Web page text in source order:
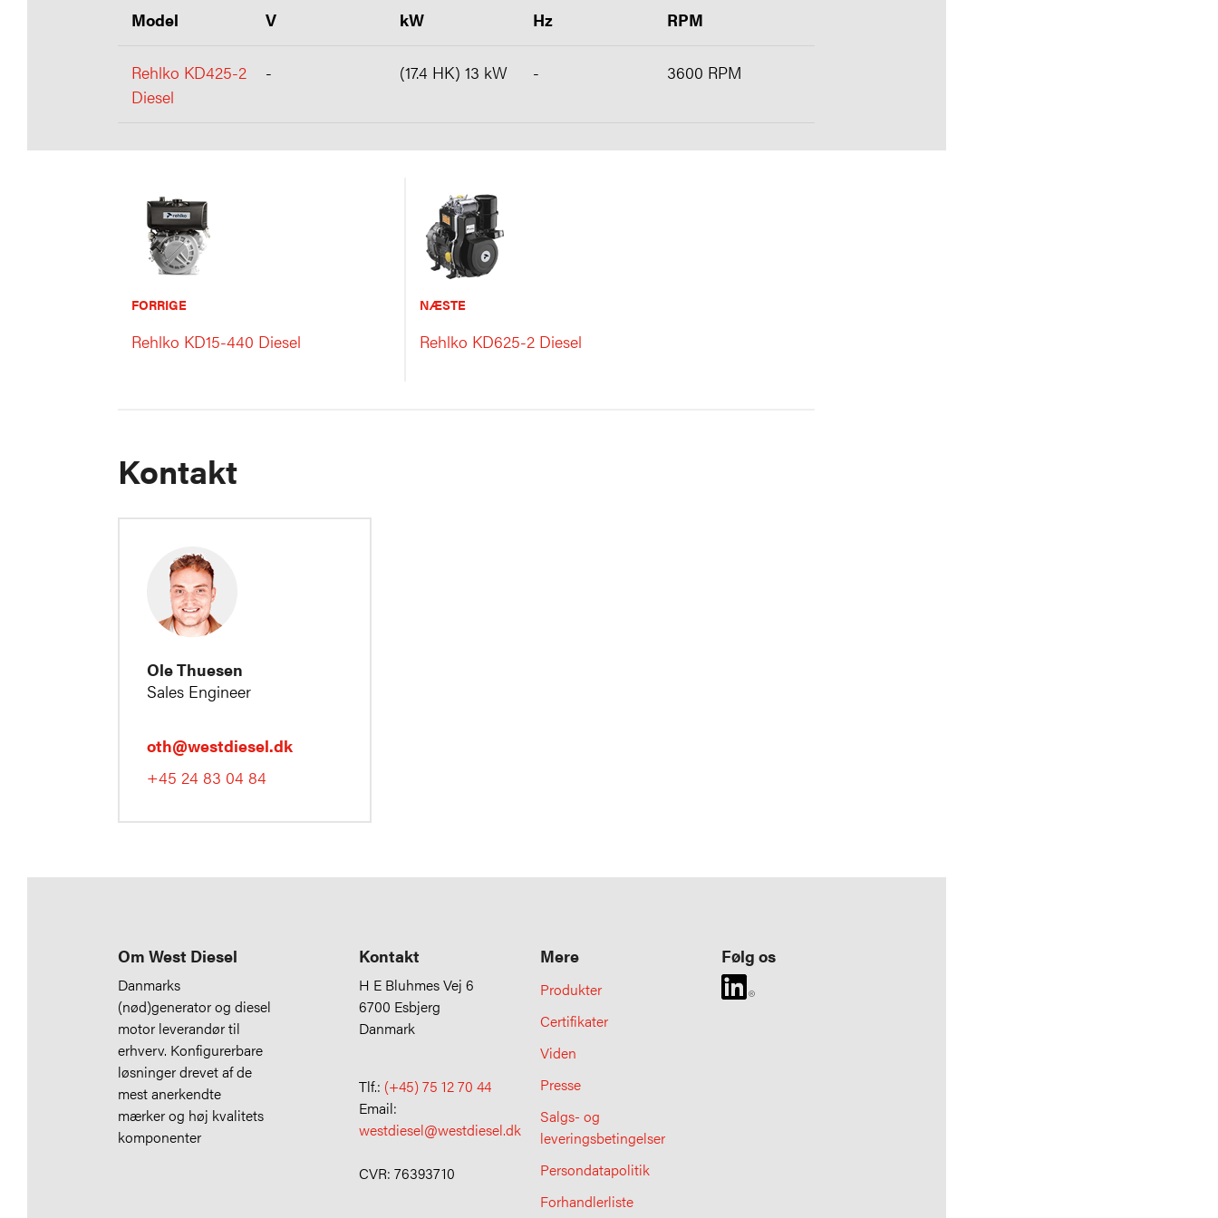
Model V kW Hz RPM
Rehlko KD425-2
Diesel
- (17.4 HK) 13 kW - 3600 RPM
FORRIGE
Rehlko KD15-440 Diesel
NÆSTE
Rehlko KD625-2 Diesel
Kontakt
Ole Thuesen
Sales Engineer
oth@westdiesel.dk
+45 24 83 04 84
Om West Diesel
Danmarks
(nød)generator og diesel
motor leverandør til
erhverv. Konfigurerbare
løsninger drevet af de
mest anerkendte
mærker og høj kvalitets
komponenter
Kontakt
H E Bluhmes Vej 6
6700 Esbjerg
Danmark
Tlf.: (+45) 75 12 70 44
Email:
westdiesel@westdiesel.dk
CVR: 76393710
Mere
Produkter
Certifikater
Viden
Presse
Salgs- og
leveringsbetingelser
Persondatapolitik
Forhandlerliste
Følg os